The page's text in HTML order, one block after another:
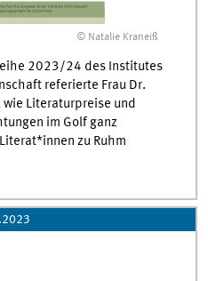
© Natalie Kraneiß
2023/24 des Institutes
referierte Frau Dr.
wie Literaturpreise und
im Golf ganz
zu Ruhm